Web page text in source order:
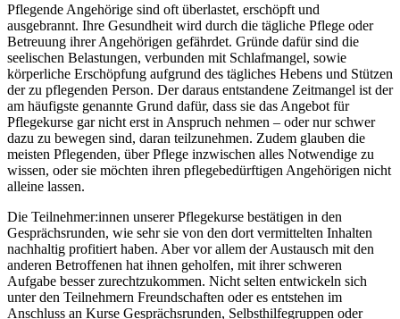
Pflegende Angehörige sind oft überlastet, erschöpft und
ausgebrannt. Ihre Gesundheit wird durch die tägliche Pflege oder
Betreuung ihrer Angehörigen gefährdet. Gründe dafür sind die
seelischen Belastungen, verbunden mit Schlafmangel, sowie
körperliche Erschöpfung aufgrund des tägliches Hebens und Stützen
der zu pflegenden Person. Der daraus entstandene Zeitmangel ist der
am häufigste genannte Grund dafür, dass sie das Angebot für
Pflegekurse gar nicht erst in Anspruch nehmen – oder nur schwer
dazu zu bewegen sind, daran teilzunehmen. Zudem glauben die
meisten Pflegenden, über Pflege inzwischen alles Notwendige zu
wissen, oder sie möchten ihren pflegebedürftigen Angehörigen nicht
alleine lassen.
Die Teilnehmer:innen unserer Pflegekurse bestätigen in den
Gesprächsrunden, wie sehr sie von den dort vermittelten Inhalten
nachhaltig profitiert haben. Aber vor allem der Austausch mit den
anderen Betroffenen hat ihnen geholfen, mit ihrer schweren
Aufgabe besser zurechtzukommen. Nicht selten entwickeln sich
unter den Teilnehmern Freundschaften oder es entstehen im
Anschluss an Kurse Gesprächsrunden, Selbsthilfegruppen oder